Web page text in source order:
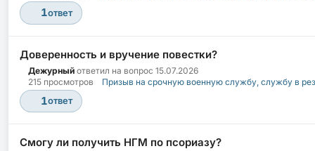
1ответ
Доверенность и вручение повестки?
Дежурный ответил на вопрос 15.07.2026
215 просмотров
Призыв на срочную военную службу, службу в
1ответ
Смогу ли получить НГМ по псориазу?